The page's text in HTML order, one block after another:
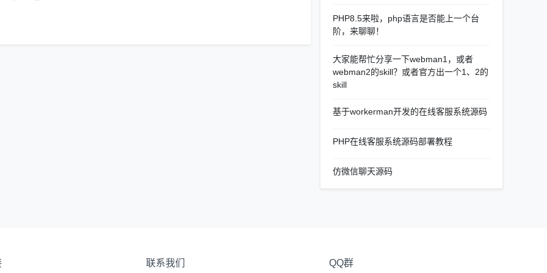
PHP8.5来啦，php语言是否能上一个台
阶，来聊聊！
大家能帮忙分享一下webman1，或者
webman2的skill？或者官方出一个1、2的
skill
基于workerman开发的在线客服系统源码
PHP在线客服系统源码部署教程
仿微信聊天源码
联系我们 QQ群